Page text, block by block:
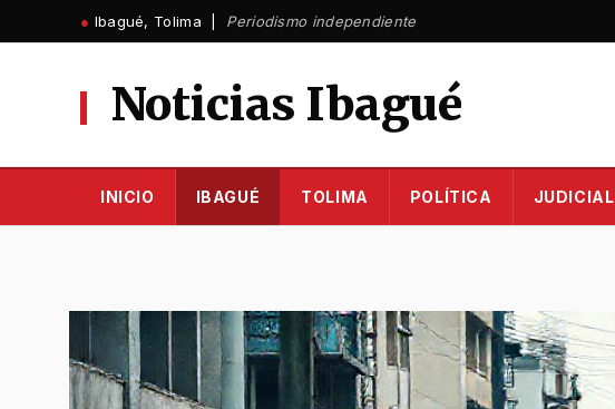
al
● Ibagué, Tolima | Periodismo independiente
Noticias Ibagué
INICIO IBAGUÉ TOLIMA POLÍTICA JUDICIAL